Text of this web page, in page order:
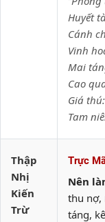
Huyết
Cánh
Vinh
Mai
Cao
Giá
Tam
Thập
Nhị
Kiến
Trừ
Trực
Nên
thu nợ,
táng,